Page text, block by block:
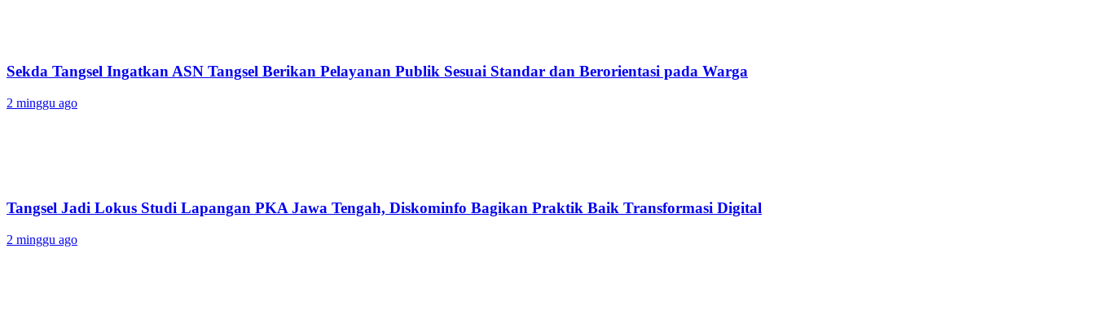
Sekda Tangsel Ingatkan ASN Tangsel Berikan Pelayanan Publik Sesuai Standar dan Berorientasi pada Warga
2 minggu ago
Tangsel Jadi Lokus Studi Lapangan PKA Jawa Tengah, Diskominfo Bagikan Praktik Baik Transformasi Digital
2 minggu ago